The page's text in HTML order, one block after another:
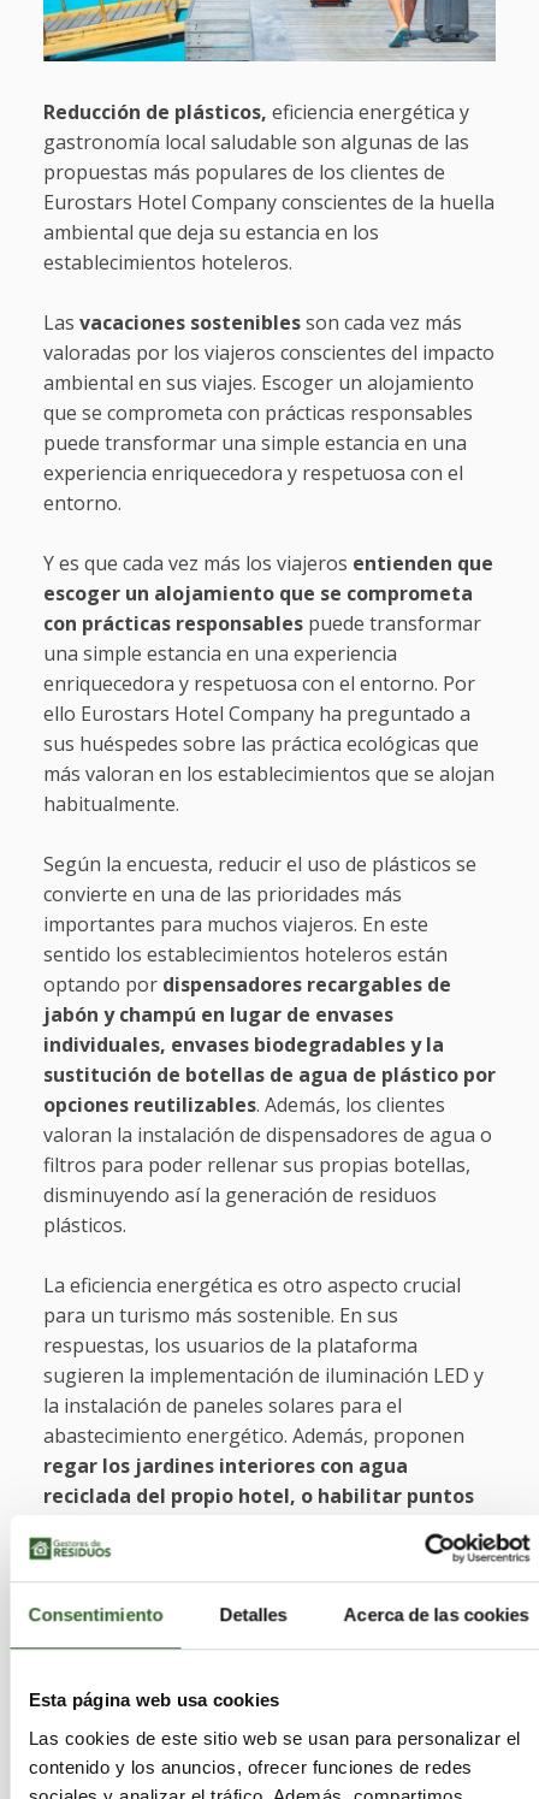
Consentimiento Detalles Acerca de las cookies
Esta página web usa cookies
Las cookies de este sitio web se usan para personalizar el
contenido y los anuncios, ofrecer funciones de redes
Reducción de plásticos, eficiencia energética y
gastronomía local saludable son algunas de las
propuestas más populares de los clientes de
Eurostars Hotel Company conscientes de la huella
ambiental que deja su estancia en los
establecimientos hoteleros.
Las vacaciones sosteniblesson cada vez más
valoradas por los viajeros conscientes del impacto
ambiental en sus viajes. Escoger un alojamiento
que se comprometa con prácticas responsables
puede transformar una simple estancia en una
experiencia enriquecedora y respetuosa con el
entorno.
Y es que cada vez más los viajeros entienden que
escoger un alojamiento que se comprometa
con prácticas responsablespuede transformar
una simple estancia en una experiencia
enriquecedora y respetuosa con el entorno. Por
ello Eurostars Hotel Company ha preguntado a
sus huéspedes sobre las práctica ecológicas que
más valoran en los establecimientos que se alojan
habitualmente.
Según la encuesta, reducir el uso de plásticos se
convierte en una de las prioridades más
importantes para muchos viajeros. En este
sentido los establecimientos hoteleros están
optando por dispensadores recargables de
jabón y champú en lugar de envases
individuales, envases biodegradables y la
sustitución de botellas de agua de plástico por
opciones reutilizables. Además, los clientes
valoran la instalación de dispensadores de agua o
filtros para poder rellenar sus propias botellas,
disminuyendo así la generación de residuos
plásticos.
La eficiencia energética es otro aspecto crucial
para un turismo más sostenible. En sus
respuestas, los usuarios de la plataforma
sugieren la implementación de iluminación LED y
la instalación de paneles solares para el
abastecimiento energético. Además, proponen
regar los jardines interiores con agua
reciclada del propio hotel, o habilitar puntos
aparcamiento, facilitando la llegada de clientes
con coches eléctricos o híbridos enchufables.
La gastronomía también juega un papel
precisamente Eurostars Hotel Company tiene
muy cuenta en los espacios gastronómicos de sus
hoteles. Sus menús están basados enproductos